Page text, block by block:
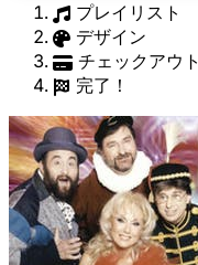
プレイリスト
デザイン
チェックアウト
完了！